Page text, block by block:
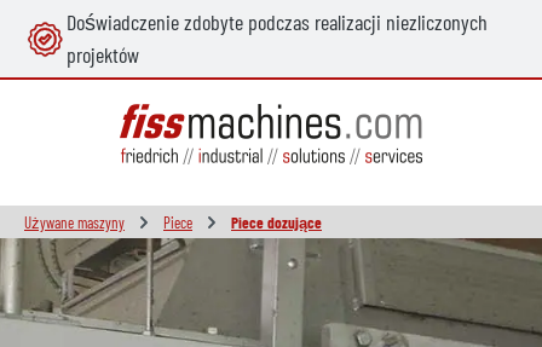
zawartości
Doświadczenie zdobyte podczas realizacji niezliczonych
projektów
Używane maszyny Piece Piece dozujące